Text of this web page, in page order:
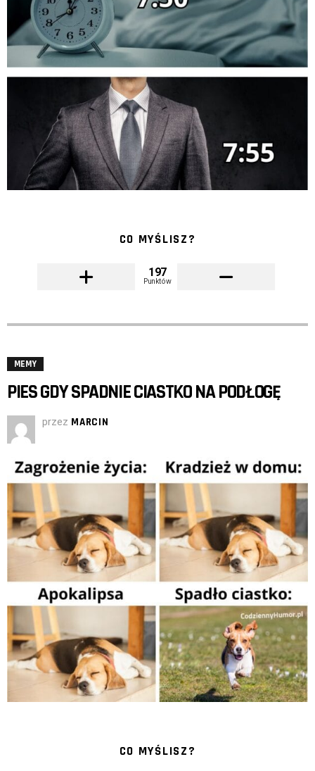
CO MYŚLISZ?
197
Punktów
MEMY
PIES GDY SPADNIE CIASTKO NA PODŁOGĘ
przez MARCIN
CO MYŚLISZ?